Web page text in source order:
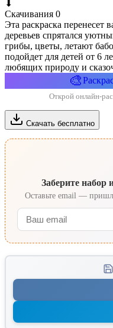
⬇
Скачивания 0
Эта раскраска перенесет
деревьев спрятался
грибы, цветы, летают
подойдет для детей от 6
любящих природу и
🎨
Открой онлайн-
Скачать бесплатно
Заберите набор
Оставьте email —